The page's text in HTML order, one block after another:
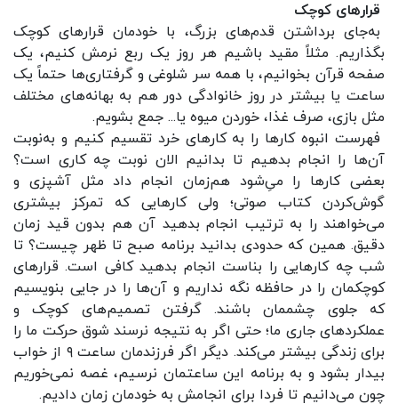
قرارهای کوچک
به‌جای برداشتن قدم‌های بزرگ، با خودمان قرارهای کوچک
بگذاریم. مثلاً مقید باشیم هر روز یک ربع نرمش کنیم، یک
صفحه قرآن بخوانیم، با همه سر شلوغی و گرفتاری‌ها حتماً یک
ساعت یا بیشتر در روز خانوادگی دور هم به بهانه‌های مختلف
مثل بازی، صرف غذا، خوردن میوه یا... جمع بشویم.
فهرست انبوه کارها را به کارهای خرد تقسیم کنیم و به‌نوبت
آن‌ها را انجام بدهیم تا بدانیم الان نوبت چه کاری است؟
بعضی کارها را می‌ِشود هم‌زمان انجام داد مثل آشپزی و
گوش‌کردن کتاب صوتی؛ ولی کارهایی که تمرکز بیشتری
می‌خواهند را به ترتیب انجام بدهید آن هم بدون قید زمان
دقیق. همین که حدودی بدانید برنامه صبح تا ظهر چیست؟ تا
شب چه کارهایی را بناست انجام بدهید کافی است. قرارهای
کوچکمان را در حافظه نگه نداریم و آن‌ها را در جایی بنویسیم
که جلوی چشممان باشند. گرفتن تصمیم‌های کوچک و
عملکردهای جاری ما؛ حتی اگر به نتیجه نرسند شوق حرکت ما را
برای زندگی بیشتر می‌کند. دیگر اگر فرزندمان ساعت ۹ از خواب
بیدار بشود و به برنامه این ساعتمان نرسیم، غصه نمی‌خوریم
چون می‌دانیم تا فردا برای انجامش به خودمان زمان دادیم.